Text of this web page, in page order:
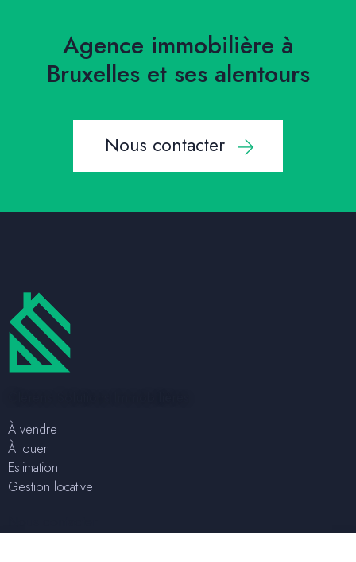
Agence immobilière à
Bruxelles et ses alentours
Nous contacter
À vendre
À louer
Estimation
Gestion locative